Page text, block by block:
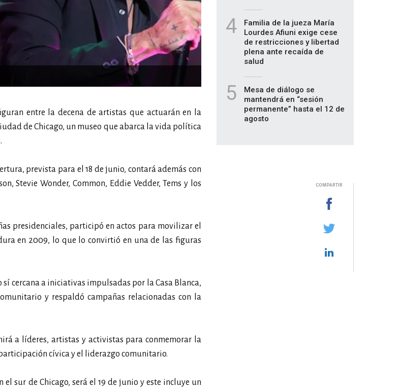
entre la decena de artistas que actuarán en la
de Chicago, un museo que abarca la vida política
prevista para el 18 de junio, contará además con
Stevie Wonder, Common, Eddie Vedder, Tems y los
presidenciales, participó en actos para movilizar el
en 2009, lo que lo convirtió en una de las figuras
cercana a iniciativas impulsadas por la Casa Blanca,
y respaldó campañas relacionadas con la
a líderes, artistas y activistas para conmemorar la
cívica y el liderazgo comunitario.
sur de Chicago, será el 19 de junio y este incluye un
4
Familia de la jueza María
Lourdes Afiuni exige cese
de restricciones y libertad
plena ante recaída de
salud
5
Mesa de diálogo se
mantendrá en “sesión
permanente” hasta el 12 de
agosto
COMPARTIR